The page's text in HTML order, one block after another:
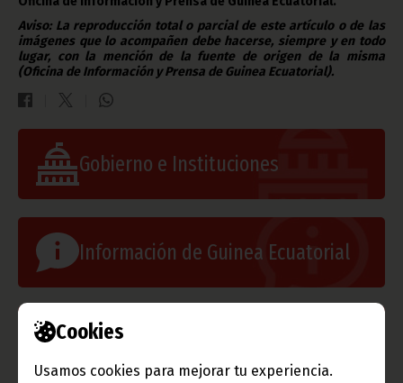
Cookies
Usamos cookies para mejorar tu experiencia.
Aviso: La reproducción total o parcial de este artículo o de las
imágenes que lo acompañen debe hacerse, siempre y en todo
lugar, con la mención de la fuente de origen de la misma
(Oficina de Información y Prensa de Guinea Ecuatorial).
Gobierno e Instituciones
Información de Guinea Ecuatorial
TVGE